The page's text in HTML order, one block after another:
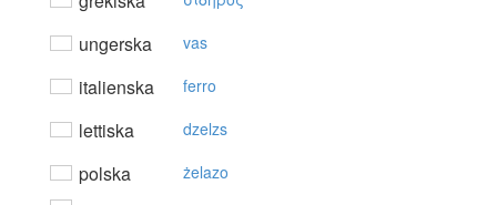
ungerska vas
italienska ferro
lettiska dzelzs
polska żelazo